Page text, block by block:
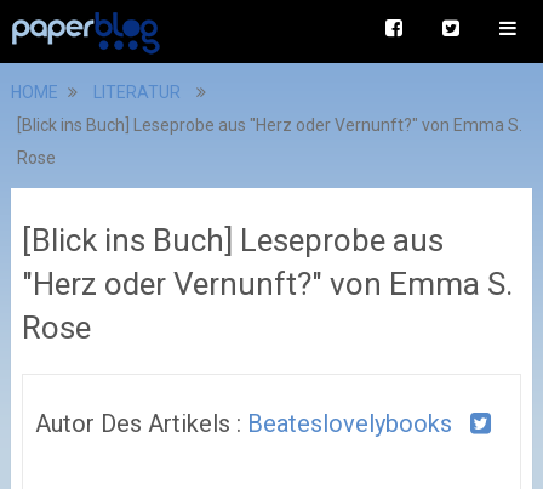
HOME
LITERATUR
[Blick ins Buch] Leseprobe aus "Herz oder Vernunft?" von Emma S.
Rose
[Blick ins Buch] Leseprobe aus
"Herz oder Vernunft?" von Emma S.
Rose
Autor Des Artikels : Beateslovelybooks